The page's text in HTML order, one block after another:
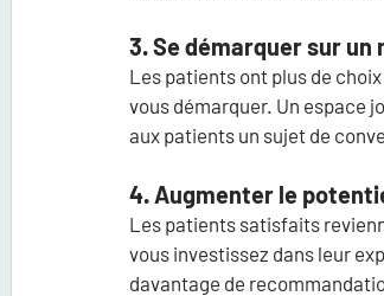
3. Se démarquer sur
Les patients ont plus de
vous démarquer. Un espace
aux patients un sujet de
4. Augmenter le
Les patients satisfaits
vous investissez dans leur
davantage de